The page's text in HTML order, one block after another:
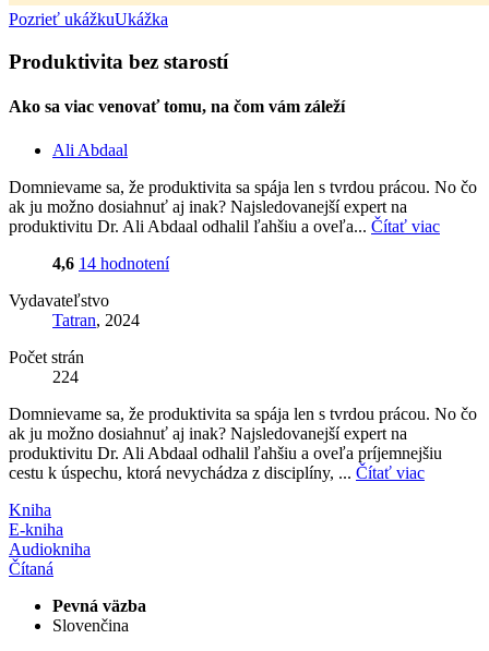
Pozrieť ukážkuUkážka
Produktivita bez starostí
Ako sa viac venovať tomu, na čom vám záleží
Ali Abdaal
Domnievame sa, že produktivita sa spája len s tvrdou prácou. No čo
ak ju možno dosiahnuť aj inak? Najsledovanejší expert na
produktivitu Dr. Ali Abdaal odhalil ľahšiu a oveľa... Čítať viac
4,6 14 hodnotení
Vydavateľstvo
Tatran, 2024
Počet strán
224
Domnievame sa, že produktivita sa spája len s tvrdou prácou. No čo
ak ju možno dosiahnuť aj inak? Najsledovanejší expert na
produktivitu Dr. Ali Abdaal odhalil ľahšiu a oveľa príjemnejšiu
cestu k úspechu, ktorá nevychádza z disciplíny, ... Čítať viac
Kniha
E-kniha
Audiokniha
Čítaná
Pevná väzba
Slovenčina